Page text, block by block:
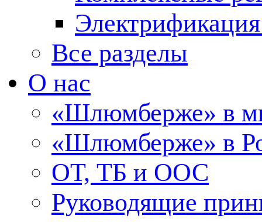
Все разделы
О нас
«Шлюмберже» в
«Шлюмберже» в
ОТ, ТБ и ООС
Руководящие